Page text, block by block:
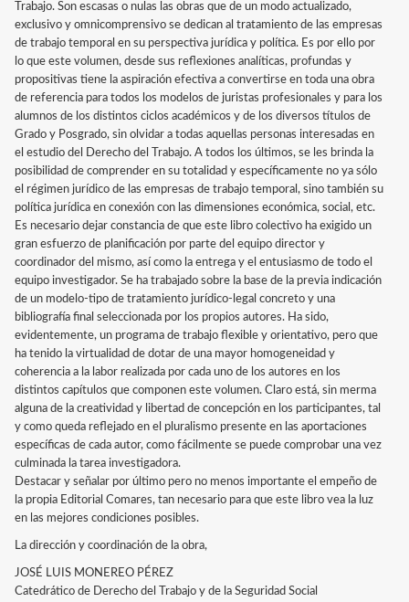
Trabajo. Son escasas o nulas las obras que de un modo actualizado,
exclusivo y omnicomprensivo se dedican al tratamiento de las empresas
de trabajo temporal en su perspectiva jurídica y política. Es por ello por
lo que este volumen, desde sus reflexiones analíticas, profundas y
propositivas tiene la aspiración efectiva a convertirse en toda una obra
de referencia para todos los modelos de juristas profesionales y para los
alumnos de los distintos ciclos académicos y de los diversos títulos de
Grado y Posgrado, sin olvidar a todas aquellas personas interesadas en
el estudio del Derecho del Trabajo. A todos los últimos, se les brinda la
posibilidad de comprender en su totalidad y específicamente no ya sólo
el régimen jurídico de las empresas de trabajo temporal, sino también su
política jurídica en conexión con las dimensiones económica, social, etc.
Es necesario dejar constancia de que este libro colectivo ha exigido un
gran esfuerzo de planificación por parte del equipo director y
coordinador del mismo, así como la entrega y el entusiasmo de todo el
equipo investigador. Se ha trabajado sobre la base de la previa indicación
de un modelo-tipo de tratamiento jurídico-legal concreto y una
bibliografía final seleccionada por los propios autores. Ha sido,
evidentemente, un programa de trabajo flexible y orientativo, pero que
ha tenido la virtualidad de dotar de una mayor homogeneidad y
coherencia a la labor realizada por cada uno de los autores en los
distintos capítulos que componen este volumen. Claro está, sin merma
alguna de la creatividad y libertad de concepción en los participantes, tal
y como queda reflejado en el pluralismo presente en las aportaciones
específicas de cada autor, como fácilmente se puede comprobar una vez
culminada la tarea investigadora.
Destacar y señalar por último pero no menos importante el empeño de
la propia Editorial Comares, tan necesario para que este libro vea la luz
en las mejores condiciones posibles.
La dirección y coordinación de la obra,
JOSÉ LUIS MONEREO PÉREZ
Catedrático de Derecho del Trabajo y de la Seguridad Social